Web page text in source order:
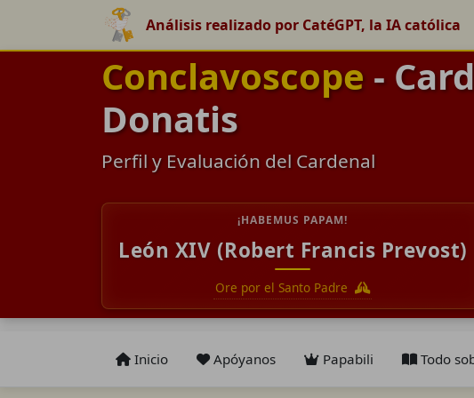
Análisis realizado por CatéGPT, la IA católica
Conclavoscope -
Donatis
Perfil y Evaluación del Cardenal
¡HABEMUS PAPAM!
León XIV (Robert Francis Prevost)
Ore por el Santo Padre
Inicio Apóyanos Papabili Todo